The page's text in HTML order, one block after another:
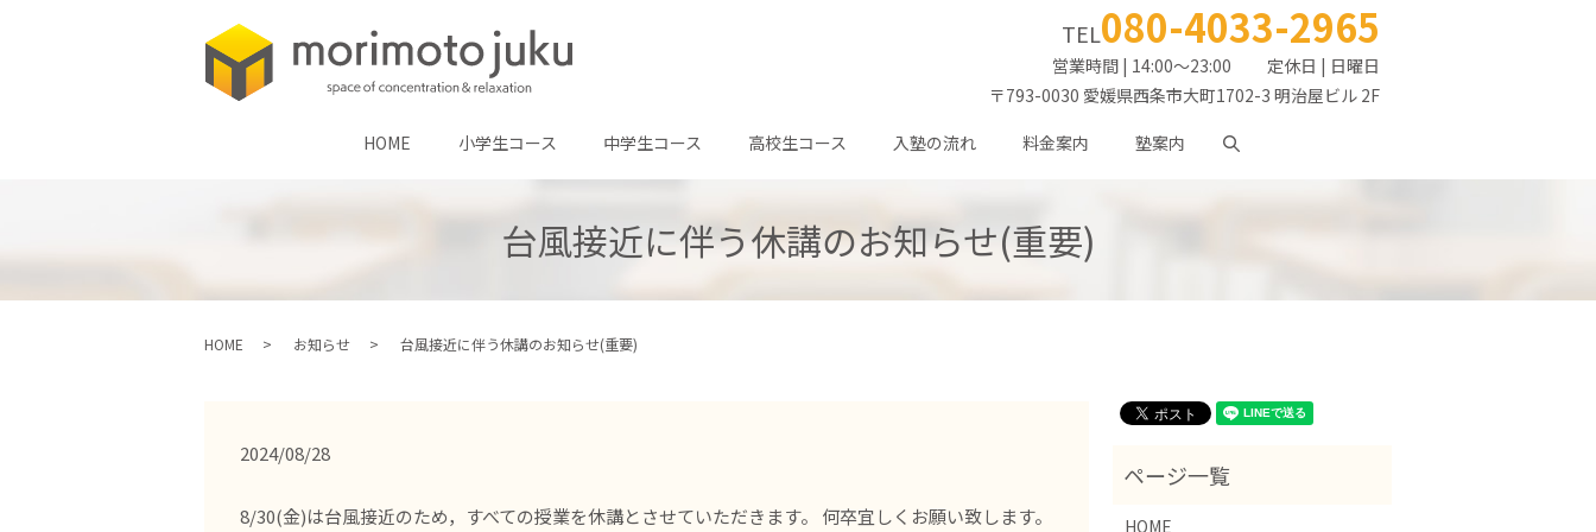
TEL080-4033-2965
営業時間 | 14:00～23:00
定休日 | 日曜日
〒793-0030 愛媛県西条市大町1702-3 明治屋ビル 2F
HOME 小学生コース 中学生コース 高校生コース 入塾の流れ 料金案内 塾案内 search
台風接近に伴う休講のお知らせ(重要)
HOME お知らせ 台風接近に伴う休講のお知らせ(重要)
2024/08/28
8/30(金)は台風接近のため，すべての授業を休講とさせていただきます。 何卒宜しくお願い致します。
HOME